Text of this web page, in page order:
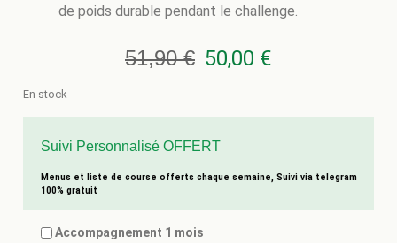
de poids durable pendant le challenge.
51,90€ 50,00 €
En stock
Suivi Personnalisé OFFERT
Menus et liste de course offerts chaque semaine, Suivi via telegram
100% gratuit
Accompagnement 1 mois